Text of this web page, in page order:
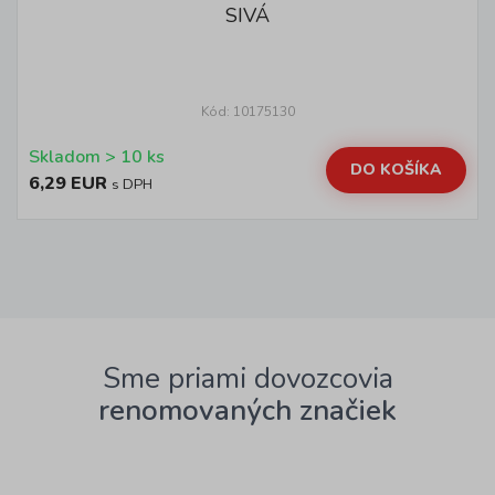
SIVÁ
Kód: 10175130
Skladom > 10 ks
6,29 EUR s DPH
DO KOŠÍKA
Sme priami dovozcovia
renomovaných značiek